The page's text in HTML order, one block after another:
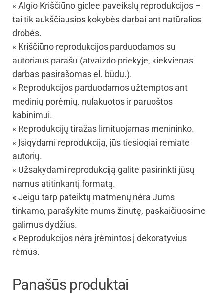
« Algio Kriščiūno giclee paveikslų reprodukcijos –
tai tik aukščiausios kokybės darbai ant natūralios
drobės.
« Kriščiūno reprodukcijos parduodamos su
autoriaus parašu (atvaizdo priekyje, kiekvienas
darbas pasirašomas el. būdu.).
« Reprodukcijos parduodamos užtemptos ant
medinių porėmių, nulakuotos ir paruoštos
kabinimui.
« Reprodukcijų tiražas limituojamas menininko.
« Įsigydami reprodukciją, jūs tiesiogiai remiate
autorių.
« Užsakydami reprodukciją galite pasirinkti jūsų
namus atitinkantį formatą.
« Jeigu tarp pateiktų matmenų nėra Jums
tinkamo, parašykite mums žinutę, paskaičiuosime
galimus dydžius.
« Reprodukcijos nėra įrėmintos į dekoratyvius
rėmus.
Panašūs produktai